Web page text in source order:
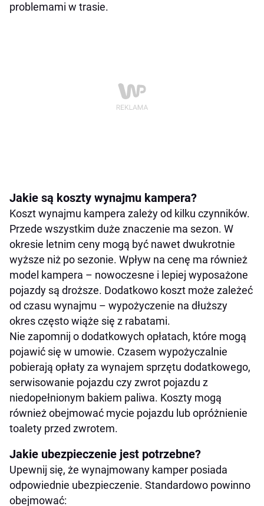
problemami w trasie.
Jakie są koszty wynajmu kampera?
Koszt wynajmu kampera zależy od kilku czynników.
Przede wszystkim duże znaczenie ma sezon. W
okresie letnim ceny mogą być nawet dwukrotnie
wyższe niż po sezonie. Wpływ na cenę ma również
model kampera – nowoczesne i lepiej wyposażone
pojazdy są droższe. Dodatkowo koszt może zależeć
od czasu wynajmu – wypożyczenie na dłuższy
okres często wiąże się z rabatami.
Nie zapomnij o dodatkowych opłatach, które mogą
pojawić się w umowie. Czasem wypożyczalnie
pobierają opłaty za wynajem sprzętu dodatkowego,
serwisowanie pojazdu czy zwrot pojazdu z
niedopełnionym bakiem paliwa. Koszty mogą
również obejmować mycie pojazdu lub opróżnienie
toalety przed zwrotem.
Jakie ubezpieczenie jest potrzebne?
Upewnij się, że wynajmowany kamper posiada
odpowiednie ubezpieczenie. Standardowo powinno
obejmować: